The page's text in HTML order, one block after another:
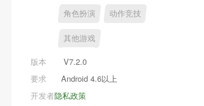
角色扮演 动作竞技
其他游戏
版本
V7.2.0
要求
Android 4.6以上
隐私政策
开发者